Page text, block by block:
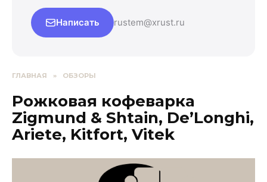
Написать rustem@xrust.ru
ГЛАВНАЯ » ОБЗОРЫ
Рожковая кофеварка
Zigmund & Shtain, De’Longhi,
Ariete, Kitfort, Vitek